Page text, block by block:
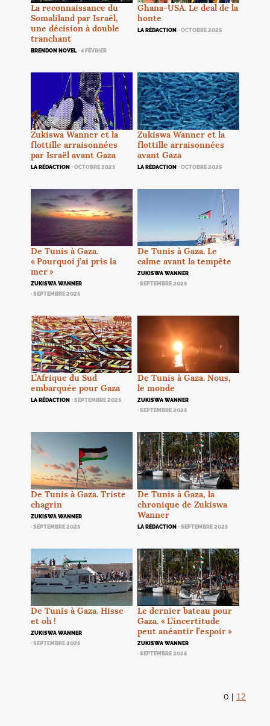
La reconnaissance du
Somaliland par Israël,
une décision à double
tranchant
BRENDON NOVEL · 4 FÉVRIER
Ghana-USA. Le deal de la
honte
LA RÉDACTION · OCTOBRE 2025
Zukiswa Wanner et la
flottille arraisonnées
par Israël avant Gaza
LA RÉDACTION · OCTOBRE 2025
Zukiswa Wanner et la
flottille arraisonnées
avant Gaza
LA RÉDACTION · OCTOBRE 2025
De Tunis à Gaza.
«Pourquoi j’ai pris la
mer»
ZUKISWA WANNER
· SEPTEMBRE 2025
De Tunis à Gaza. Le
calme avant la tempête
ZUKISWA WANNER
· SEPTEMBRE 2025
L’Afrique du Sud
embarquée pour Gaza
LA RÉDACTION · SEPTEMBRE 2025
De Tunis à Gaza. Nous,
le monde
ZUKISWA WANNER
· SEPTEMBRE 2025
De Tunis à Gaza. Triste
chagrin
ZUKISWA WANNER
· SEPTEMBRE 2025
De Tunis à Gaza, la
chronique de Zukiswa
Wanner
LA RÉDACTION · SEPTEMBRE 2025
De Tunis à Gaza. Hisse
et oh!
ZUKISWA WANNER
· SEPTEMBRE 2025
Le dernier bateau pour
Gaza. «L’incertitude
peut anéantir l’espoir»
ZUKISWA WANNER
· SEPTEMBRE 2025
0 12